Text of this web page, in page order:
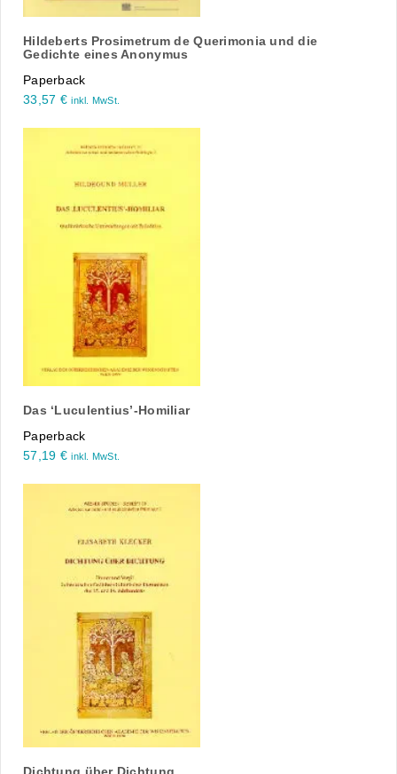
Hildeberts Prosimetrum de Querimonia und die
Gedichte eines Anonymus
Paperback
33,57 € inkl. MwSt.
Das ‘Luculentius’-Homiliar
Paperback
57,19 € inkl. MwSt.